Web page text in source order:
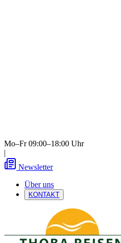
Mo–Fr 09:00–18:00 Uhr
|
Newsletter
Über uns
KONTAKT